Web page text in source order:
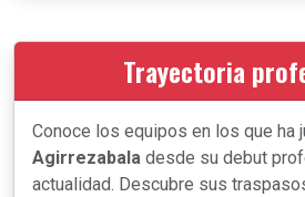
Trayectoria
Conoce los equipos en los que ha
Agirrezabala desde su debut
actualidad. Descubre sus